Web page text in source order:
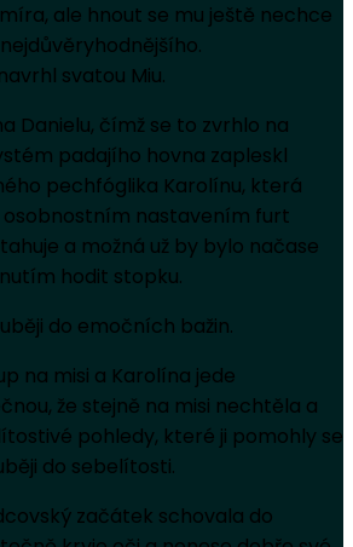
ale hnout se mu ještě nechce
svatou Miu.
Danielu, čímž se to zvrhlo na
padajího hovna zapleskl
pechfóglika Karolínu, která
nastavením furt
a možná už by bylo načase
hodit stopku.
do emočních bažin.
na misi a Karolína jede
že stejně na misi nechtěla a
pohledy, které ji pomohly se
do sebelítosti.
začátek schovala do